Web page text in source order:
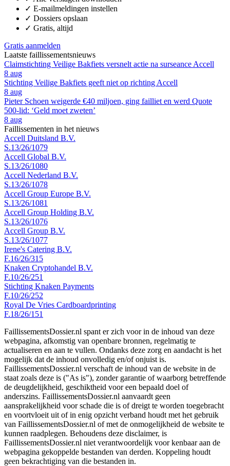
✓ E-mailmeldingen instellen
✓ Dossiers opslaan
✓ Gratis, altijd
Gratis aanmelden
Laatste faillissementsnieuws
Claimstichting Veilige Bakfiets versnelt actie na surseance Accell
8 aug
Stichting Veilige Bakfiets geeft niet op richting Accell
8 aug
Pieter Schoen weigerde €40 miljoen, ging failliet en werd Quote
500-lid: ‘Geld moet zweten’
8 aug
Faillissementen in het nieuws
Accell Duitsland B.V.
S.13/26/1079
Accell Global B.V.
S.13/26/1080
Accell Nederland B.V.
S.13/26/1078
Accell Group Europe B.V.
S.13/26/1081
Accell Group Holding B.V.
S.13/26/1076
Accell Group B.V.
S.13/26/1077
Irene's Catering B.V.
F.16/26/315
Knaken Cryptohandel B.V.
F.10/26/251
Stichting Knaken Payments
F.10/26/252
Royal De Vries Cardboardprinting
F.18/26/151
FaillissementsDossier.nl spant er zich voor in de inhoud van deze
webpagina, afkomstig van openbare bronnen, regelmatig te
actualiseren en aan te vullen. Ondanks deze zorg en aandacht is het
mogelijk dat de inhoud onvolledig en/of onjuist is.
FaillissementsDossier.nl verschaft de inhoud van de website in de
staat zoals deze is ("As is"), zonder garantie of waarborg betreffende
de deugdelijkheid, geschiktheid voor een bepaald doel of
anderszins. FaillissementsDossier.nl aanvaardt geen
aansprakelijkheid voor schade die is of dreigt te worden toegebracht
en voortvloeit uit of in enig opzicht verband houdt met het gebruik
van FaillissementsDossier.nl of met de onmogelijkheid de website te
kunnen raadplegen. Behoudens deze disclaimer, is
FaillissementsDossier.nl niet verantwoordelijk voor kenbaar aan de
webpagina gekoppelde bestanden van derden. Koppeling houdt
geen bekrachtiging van die bestanden in.